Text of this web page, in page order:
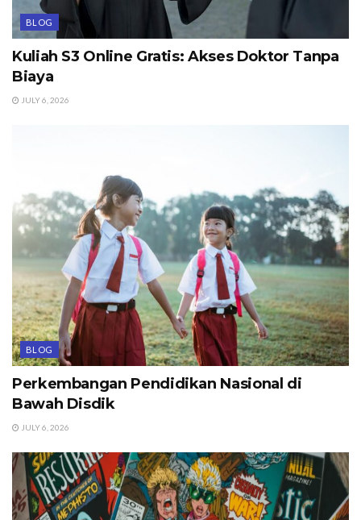
BLOG
Kuliah S3 Online Gratis: Akses Doktor Tanpa
Biaya
JULY 6, 2026
BLOG
Perkembangan Pendidikan Nasional di
Bawah Disdik
JULY 6, 2026